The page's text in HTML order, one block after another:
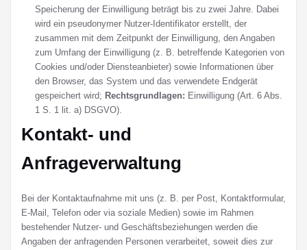
Speicherung der Einwilligung beträgt bis zu zwei Jahre. Dabei
wird ein pseudonymer Nutzer-Identifikator erstellt, der
zusammen mit dem Zeitpunkt der Einwilligung, den Angaben
zum Umfang der Einwilligung (z. B. betreffende Kategorien von
Cookies und/oder Diensteanbieter) sowie Informationen über
den Browser, das System und das verwendete Endgerät
gespeichert wird; Rechtsgrundlagen: Einwilligung (Art. 6 Abs.
1 S. 1 lit. a) DSGVO).
Kontakt- und
Anfrageverwaltung
Bei der Kontaktaufnahme mit uns (z. B. per Post, Kontaktformular,
E-Mail, Telefon oder via soziale Medien) sowie im Rahmen
bestehender Nutzer- und Geschäftsbeziehungen werden die
Angaben der anfragenden Personen verarbeitet, soweit dies zur